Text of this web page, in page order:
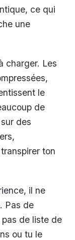
ce qui
une
charger. Les
le
de
des
ton
il ne
Pas de
de liste de
ou tu le